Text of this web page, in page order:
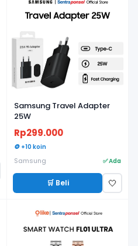
Samsung Travel Adapter
25W
Rp299.000
🪙 +10 koin
Samsung ✅ Ada
🛒 Beli 🤍